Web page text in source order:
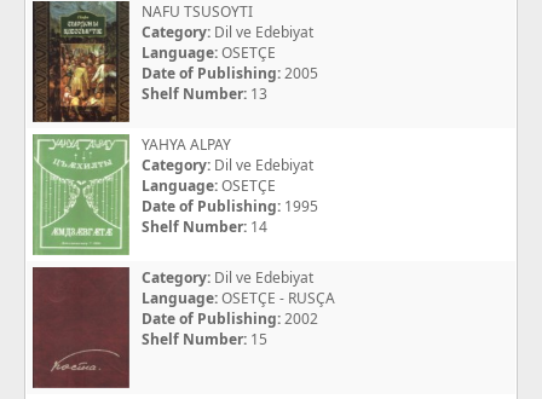
NAFU TSUSOYTI
Category: Dil ve Edebiyat
Language:OSETÇE
Date of Publishing:2005
Shelf Number: 13
YAHYA ALPAY
Category: Dil ve Edebiyat
Language:OSETÇE
Date of Publishing: 1995
Shelf Number: 14
Category: Dil ve Edebiyat
Language:OSETÇE - RUSÇA
Date of Publishing:2002
Shelf Number: 15